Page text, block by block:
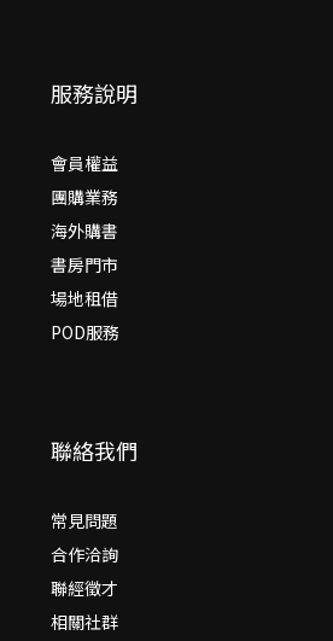
服務說明
會員權益
團購業務
海外購書
書房門市
場地租借
POD服務
聯絡我們
常見問題
合作洽詢
聯經徵才
相關社群